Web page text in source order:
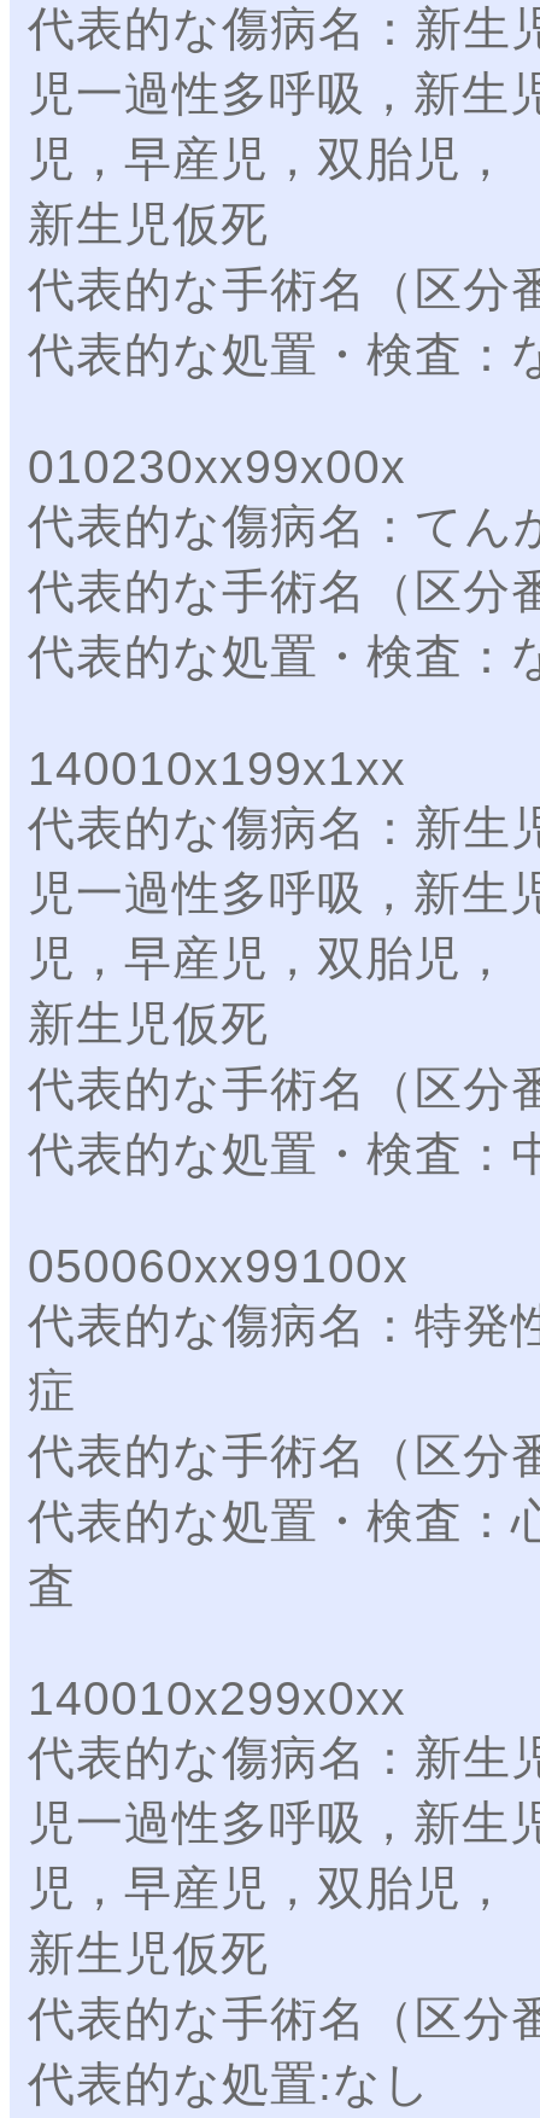
代表的な傷病名：新生
児一過性多呼吸，新生
児，早産児，双胎児，
新生児仮死
代表的な手術名（区分
代表的な処置・検査：
010230xx99x00x
代表的な傷病名：てん
代表的な手術名（区分
代表的な処置・検査：
140010x199x1xx
代表的な傷病名：新生
児一過性多呼吸，新生
児，早産児，双胎児，
新生児仮死
代表的な手術名（区分
代表的な処置・検査：
050060xx99100x
代表的な傷病名：特発
症
代表的な手術名（区分
代表的な処置・検査：
査
140010x299x0xx
代表的な傷病名：新生
児一過性多呼吸，新生
児，早産児，双胎児，
新生児仮死
代表的な手術名（区分
代表的な処置:なし